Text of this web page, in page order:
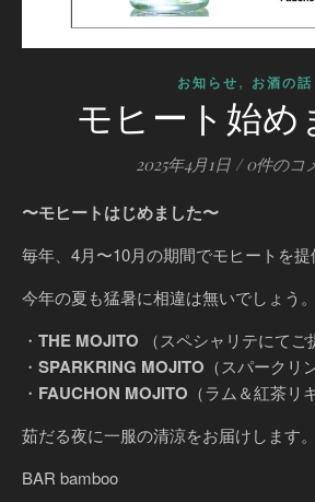
お知らせ, お酒の話
モヒート始め
2025年4月1日 / 0件のコ
〜モヒートはじめました〜
毎年、4月〜10月の期間でモヒートを提
今年の夏も猛暑に相違は無いでしょう。
・ THE MOJITO （スペシャリテにてご
・ SPARKRING MOJITO （スパークリ
・ FAUCHON MOJITO （ラム＆紅茶リ
茹だる夜に一服の清涼をお届けします。
BAR bamboo